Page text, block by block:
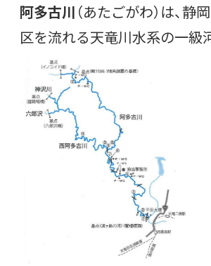
阿多古川 （あたごがわ）は、
区を流れる天竜川水系の一級